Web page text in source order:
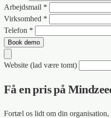
Arbejdsmail *
Virksomhed *
Telefon *
Book demo
Website (lad være tomt)
Få en pris på
Fortæl os lidt om din organisation,